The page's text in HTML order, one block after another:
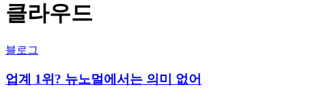
클라우드
업
1
블로그
업계 1위? 뉴노멀에서는 의미 없어